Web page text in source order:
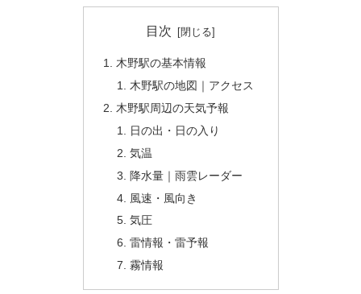
目次
木野駅の基本情報
木野駅の地図｜アクセス
木野駅周辺の天気予報
日の出・日の入り
気温
降水量｜雨雲レーダー
風速・風向き
気圧
雷情報・雷予報
霧情報